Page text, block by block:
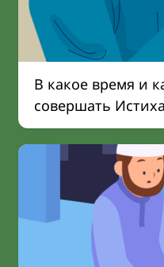
В какое время и
совершать